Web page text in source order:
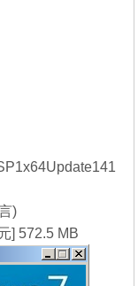
)
] 572.5 MB